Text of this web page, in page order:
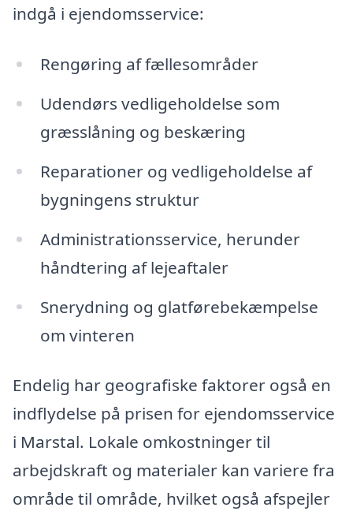
indgå i ejendomsservice:
Rengøring af fællesområder
Udendørs vedligeholdelse som
græsslåning og beskæring
Reparationer og vedligeholdelse af
bygningens struktur
Administrationsservice, herunder
håndtering af lejeaftaler
Snerydning og glatførebekæmpelse
om vinteren
Endelig har geografiske faktorer også en
indflydelse på prisen for ejendomsservice
i Marstal. Lokale omkostninger til
arbejdskraft og materialer kan variere fra
område til område, hvilket også afspejler